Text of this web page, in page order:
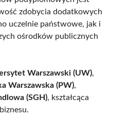
zdobycia dodatkowych
uczelnie państwowe, jak i
ośrodków publicznych
Warszawski (UW),
Warszawska (PW),
(SGH), kształcąca